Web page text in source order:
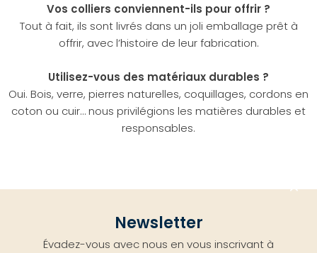
Vos colliers conviennent-ils pour offrir ?
Tout à fait, ils sont livrés dans un joli emballage prêt à
offrir, avec l’histoire de leur fabrication.
Utilisez-vous des matériaux durables ?
Oui. Bois, verre, pierres naturelles, coquillages, cordons en
coton ou cuir… nous privilégions les matières durables et
responsables.
Newsletter
Évadez-vous avec nous en vous inscrivant à